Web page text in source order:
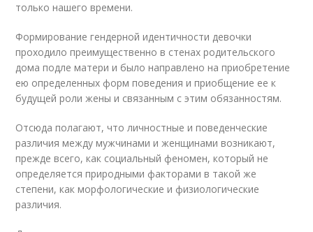
только нашего времени.
Формирование гендерной идентичности девочки
проходило преимущественно в стенах родительского
дома подле матери и было направлено на приобретение
ею определенных форм поведения и приобщение ее к
будущей роли жены и связанным с этим обязанностям.
Отсюда полагают, что личностные и поведенческие
различия между мужчинами и женщинами возникают,
прежде всего, как социальный феномен, который не
определяется природными факторами в такой же
степени, как морфологические и физиологические
различия.